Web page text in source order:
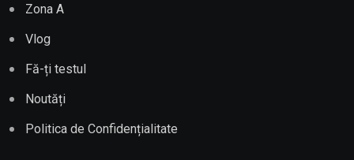
Zona A
Vlog
Fă-ți testul
Noutăți
Politica de Confidențialitate